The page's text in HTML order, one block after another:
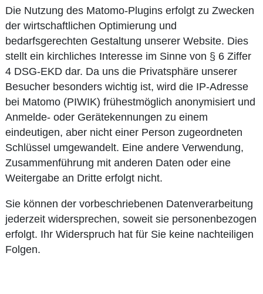
Die Nutzung des Matomo-Plugins erfolgt zu Zwecken
der wirtschaftlichen Optimierung und
bedarfsgerechten Gestaltung unserer Website. Dies
stellt ein kirchliches Interesse im Sinne von § 6 Ziffer
4 DSG-EKD dar. Da uns die Privatsphäre unserer
Besucher besonders wichtig ist, wird die IP-Adresse
bei Matomo (PIWIK) frühestmöglich anonymisiert und
Anmelde- oder Gerätekennungen zu einem
eindeutigen, aber nicht einer Person zugeordneten
Schlüssel umgewandelt. Eine andere Verwendung,
Zusammenführung mit anderen Daten oder eine
Weitergabe an Dritte erfolgt nicht.
Sie können der vorbeschriebenen Datenverarbeitung
jederzeit widersprechen, soweit sie personenbezogen
erfolgt. Ihr Widerspruch hat für Sie keine nachteiligen
Folgen.